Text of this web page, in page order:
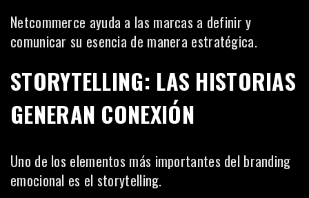
Netcommerce ayuda a las marcas a definir y
comunicar su esencia de manera estratégica.
STORYTELLING: LAS HISTORIAS
GENERAN CONEXIÓN
Uno de los elementos más importantes del branding
emocional es el storytelling.